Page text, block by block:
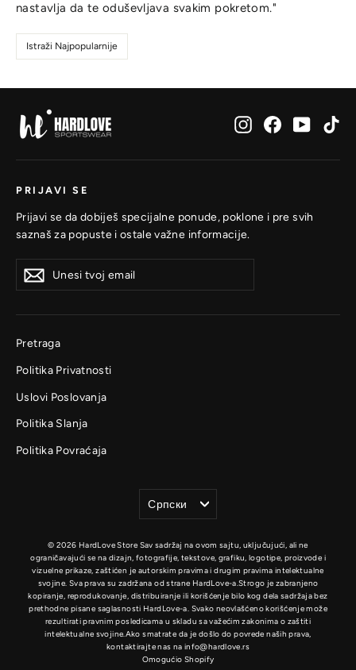
nastavlja da te oduševljava svakim pokretom."
Istraži Najpopularnije
InstagramFacebook
PRIJAVI SE
Prijavi se da dobiješ specijalne ponude, poklone i pre svih
saznaš za popuste i ostale važne informacije.
tvoj
se
Prijavi
se
Pretraga
Politika Privatnosti
Uslovi Poslovanja
Politika Slanja
Politika Povraćaja
Jezik
Српски
© 2026 HardLove Store Sav sadržaj na ovom sajtu, uključujući, ali ne
ograničavajući se na dizajn, fotografije, tekstove, grafiku, logotipe, proizvode i
vizuelne prikaze, zaštićen je autorskim pravima i drugim pravima intelektualne
svojine. Sva prava su zadržana od strane HardLove-a.Strogo je zabranjeno
kopiranje, reprodukovanje, distribuiranje ili korišćenje bilo kog dela sadržaja bez
prethodne pisane saglasnosti HardLove-a. Svako neovlašćeno korišćenje može
rezultirati pravnim posledicama u skladu sa važećim zakonima o zaštiti
intelektualne svojine.Ako smatrate da je došlo do povrede naših prava,
kontaktirajte nas na info@hardlove.rs
Omogućio Shopify